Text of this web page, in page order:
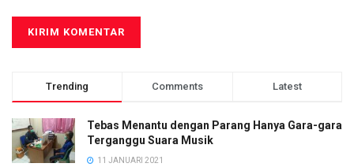
Trending Comments Latest
Tebas Menantu dengan Parang Hanya Gara-gara
Terganggu Suara Musik
11 JANUARI 2021